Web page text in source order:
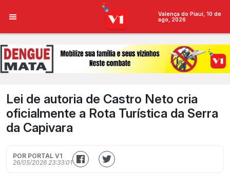
Valença do Piauí, 10 de
ago, 2026
Lei de autoria de Castro Neto cria
oficialmente a Rota Turística da Serra
da Capivara
POR PORTAL V1
26/05/2026 23:33:01